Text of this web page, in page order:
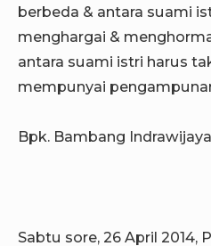
berbeda & antara suami
menghargai &
antara suami istri harus
mempunyai
Bpk. Bambang
Sabtu sore, 26 April 2014,